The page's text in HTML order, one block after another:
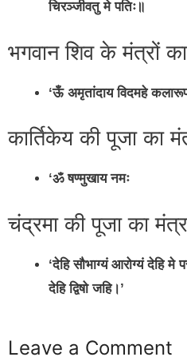
चिरञ्जीवतु मे पतिः॥
भगवान शिव के मंत्रों
‘ऊँ अमृतांदाय विदमहे
कार्तिकेय की पूजा का
‘ॐ षण्मुखाय नमः
चंद्रमा की पूजा का मंत्र
‘देहि सौभाग्यं आरोग्यं देहि
देहि द्विषो जहि।’
Leave a Comment